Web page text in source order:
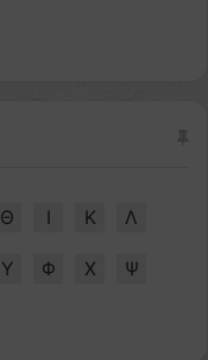
Θ Ι Κ Λ
Υ Φ Χ Ψ